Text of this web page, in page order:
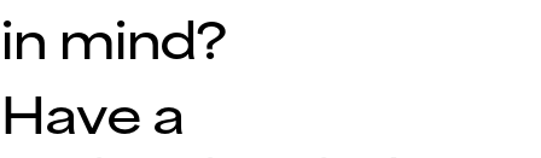
in mind?
Have a